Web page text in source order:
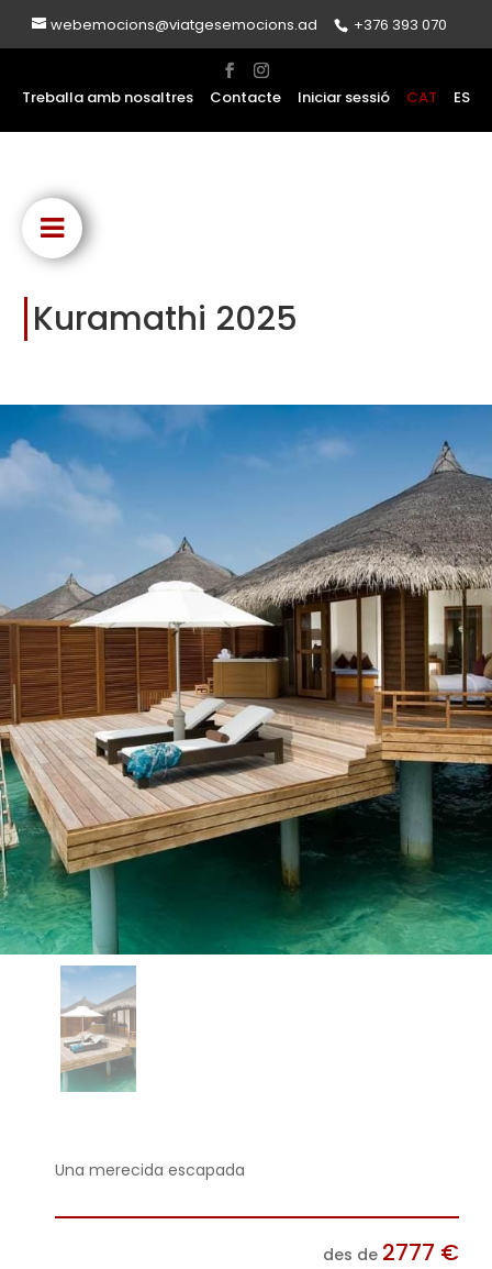
webemocions@viatgesemocions.ad +376 393 070
Treballa amb nosaltres Contacte Iniciar sessió CAT ES
Kuramathi 2025
Una merecida escapada
des de 2777 €